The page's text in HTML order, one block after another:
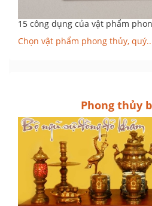
15 công dụng của vật phẩm
Chọn vật phẩm phong thủy,
Phong thủy